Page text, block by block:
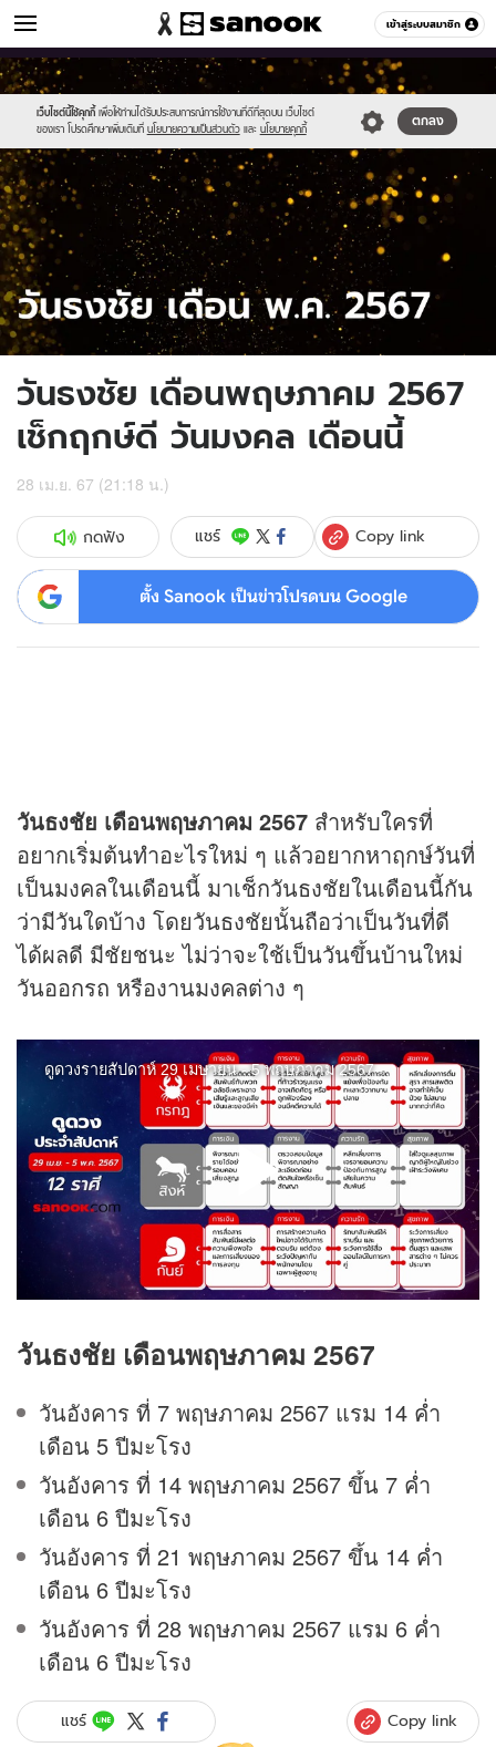
เข้าสู่ระบบสมาชิก
ดูดวง หมวดอื่นๆ
เว็บไซต์นี้ใช้คุกกี้ เพื่อให้ท่านได้รับประสบการณ์การใช้งานที่ดีที่สุดบน เว็บไซต์
ของเรา โปรดศึกษาเพิ่มเติมที่ นโยบายความเป็นส่วนตัว และ นโยบายคุกกี้
ตกลง
Sanook
//s.isanook.com/sr/0/images/logo-
new-
sanook.png
600
60
//s.isanook.com/ho/0/ud/55/278191/sanook_thumbnail_1200x720-
2.jpg
วันธงชัย เดือนพฤษภาคม 2567
เช็กฤกษ์ดี วันมงคล เดือนนี้
28 เม.ย. 67 (21:18 น.)
กดฟัง แชร์ Copy link
ตั้ง Sanook เป็นข่าวโปรดบน Google
วันธงชัย เดือนพฤษภาคม 2567 สำหรับใครที่
อยากเริ่มต้นทำอะไรใหม่ ๆ แล้วอยากหาฤกษ์วันที่
เป็นมงคลในเดือนนี้ มาเช็กวันธงชัยในเดือนนี้กัน
ว่ามีวันใดบ้าง โดยวันธงชัยนั้นถือว่าเป็นวันที่ดี
ได้ผลดี มีชัยชนะ ไม่ว่าจะใช้เป็นวันขึ้นบ้านใหม่
วันออกรถ หรืองานมงคลต่าง ๆ
วันธงชัย เดือนพฤษภาคม 2567
วันอังคาร ที่ 7 พฤษภาคม 2567 แรม 14 ค่ำ
เดือน 5 ปีมะโรง
วันอังคาร ที่ 14 พฤษภาคม 2567 ขึ้น 7 ค่ำ
เดือน 6 ปีมะโรง
วันอังคาร ที่ 21 พฤษภาคม 2567 ขึ้น 14 ค่ำ
เดือน 6 ปีมะโรง
วันอังคาร ที่ 28 พฤษภาคม 2567 แรม 6 ค่ำ
เดือน 6 ปีมะโรง
แชร์ Copy link